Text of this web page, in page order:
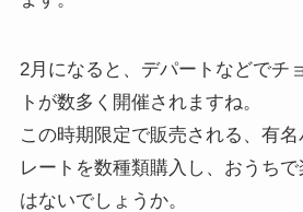
2月になると、デパートなどでチ
トが数多く開催されますね。
この時期限定で販売される、有
レートを数種類購入し、おうち
はないでしょうか。